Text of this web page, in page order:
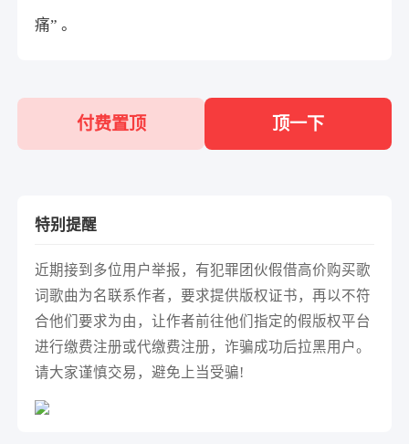
痛” 。
付费置顶 顶一下
特别提醒
近期接到多位用户举报，有犯罪团伙假借高价购买歌
词歌曲为名联系作者，要求提供版权证书，再以不符
合他们要求为由，让作者前往他们指定的假版权平台
进行缴费注册或代缴费注册，诈骗成功后拉黑用户。
请大家谨慎交易，避免上当受骗!